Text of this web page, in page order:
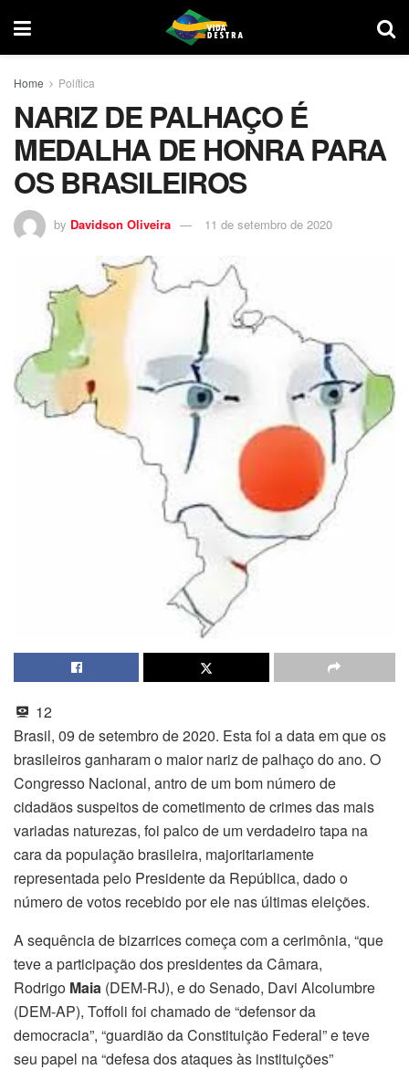
Home Política
NARIZ DE PALHAÇO É
MEDALHA DE HONRA PARA
OS BRASILEIROS
by Davidson Oliveira 11 de setembro de 2020
12
Brasil, 09 de setembro de 2020. Esta foi a data em que os
brasileiros ganharam o maior nariz de palhaço do ano. O
Congresso Nacional, antro de um bom número de
cidadãos suspeitos de cometimento de crimes das mais
variadas naturezas, foi palco de um verdadeiro tapa na
cara da população brasileira, majoritariamente
representada pelo Presidente da República, dado o
número de votos recebido por ele nas últimas eleições.
A sequência de bizarrices começa com a cerimônia, “que
teve a participação dos presidentes da Câmara,
Rodrigo Maia (DEM-RJ), e do Senado, Davi Alcolumbre
(DEM-AP), Toffoli foi chamado de “defensor da
democracia”, “guardião da Constituição Federal” e teve
seu papel na “defesa dos ataques às instituições”